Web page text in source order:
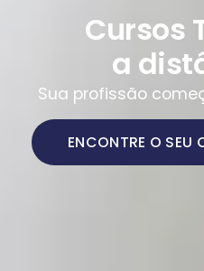
Cursos
a
Sua profissão
ENCONTRE O SEU